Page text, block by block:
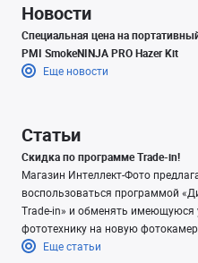
Новости
Специальная цена на
PMI SmokeNINJA PRO Hazer Kit
Еще новости
Статьи
Скидка по программе Trade-in!
Магазин Интеллект-Фото
воспользоваться программой
Trade-in» и обменять имеющуюся
фототехнику на новую
Еще статьи